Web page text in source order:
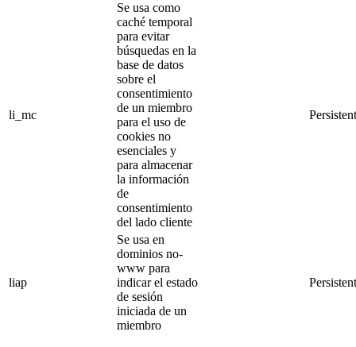
li_mc
Se usa como
caché temporal
para evitar
búsquedas en la
base de datos
sobre el
consentimiento
de un miembro
para el uso de
cookies no
esenciales y
para almacenar
la información
de
consentimiento
del lado cliente
liap
Se usa en
dominios no-
www para
indicar el estado
de sesión
iniciada de un
miembro